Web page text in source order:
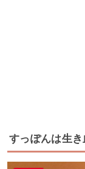
すっぽんは生